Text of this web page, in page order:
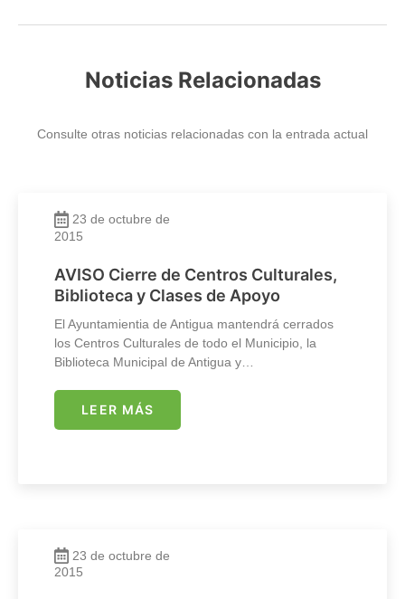
Noticias Relacionadas
Consulte otras noticias relacionadas con la entrada actual
23 de octubre de
2015
AVISO Cierre de Centros Culturales,
Biblioteca y Clases de Apoyo
El Ayuntamientia de Antigua mantendrá cerrados
los Centros Culturales de todo el Municipio, la
Biblioteca Municipal de Antigua y…
LEER MÁS
23 de octubre de
2015